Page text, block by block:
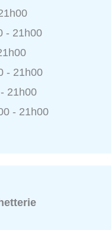
- 21h00
- 21h00
21h00
- 21h00